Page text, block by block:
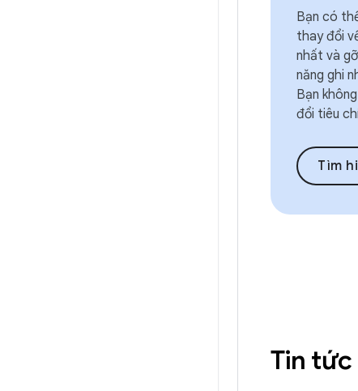
Bạn có
thay đổi
nhất và
năng ghi
Bạn
đổi tiêu
Tìm
Tin